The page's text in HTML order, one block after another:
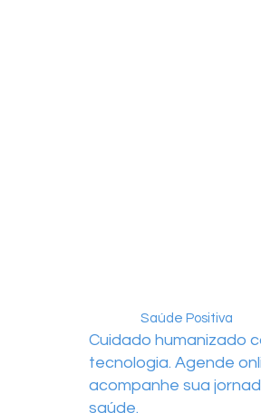
Cuidado humanizado
tecnologia. Agende
acompanhe sua
saúde.
Saúde Positiva